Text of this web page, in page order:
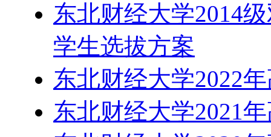
东北财经大学2014
学生选拔方案
东北财经大学2022
东北财经大学2021